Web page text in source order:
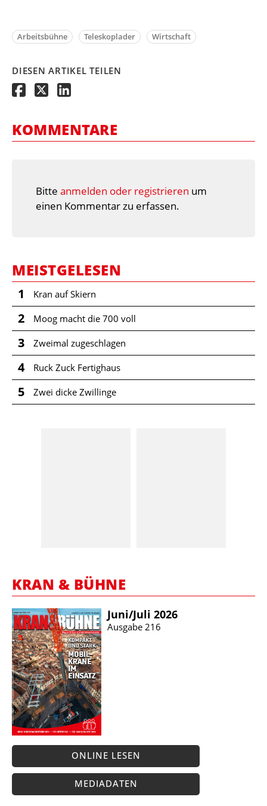
Arbeitsbühne Teleskoplader Wirtschaft
DIESEN ARTIKEL TEILEN
KOMMENTARE
Bitte anmelden oder registrieren um
einen Kommentar zu erfassen.
MEISTGELESEN
1 Kran auf Skiern
2 Moog macht die 700 voll
3 Zweimal zugeschlagen
4 Ruck Zuck Fertighaus
5 Zwei dicke Zwillinge
KRAN & BÜHNE
Juni/​Juli 2026
Ausgabe 216
ONLINE LESEN
MEDIADATEN